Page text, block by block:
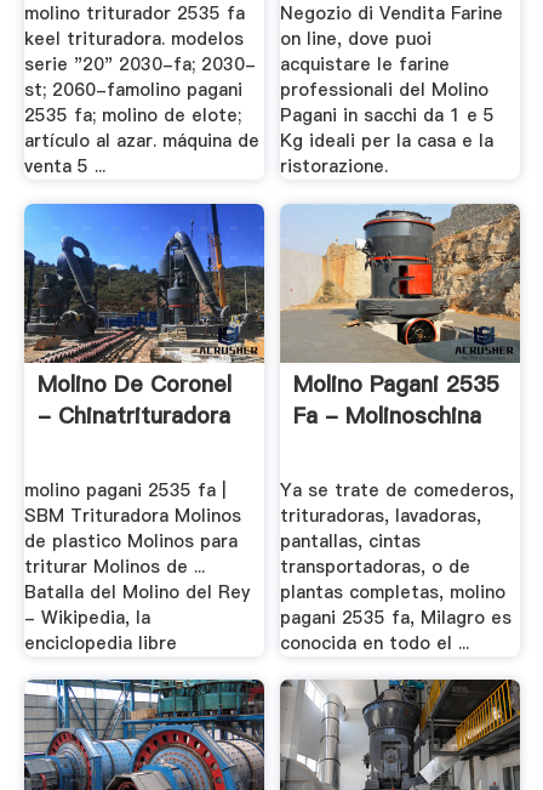
molino triturador 2535 fa
keel trituradora. modelos
serie "20" 2030-fa; 2030-
st; 2060-famolino pagani
2535 fa; molino de elote;
artículo al azar. máquina de
venta 5 ...
Negozio di Vendita Farine
on line, dove puoi
acquistare le farine
professionali del Molino
Pagani in sacchi da 1 e 5
Kg ideali per la casa e la
ristorazione.
Molino De Coronel
- Chinatrituradora
molino pagani 2535 fa |
SBM Trituradora Molinos
de plastico Molinos para
triturar Molinos de ...
Batalla del Molino del Rey
- Wikipedia, la
enciclopedia libre
Molino Pagani 2535
Fa - Molinoschina
Ya se trate de comederos,
trituradoras, lavadoras,
pantallas, cintas
transportadoras, o de
plantas completas, molino
pagani 2535 fa, Milagro es
conocida en todo el ...